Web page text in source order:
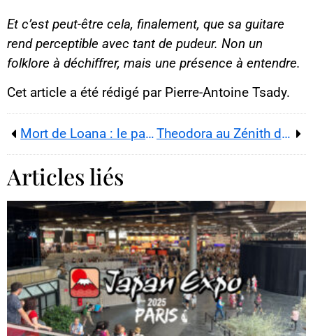
Et c’est peut-être cela, finalement, que sa guitare
rend perceptible avec tant de pudeur. Non un
folklore à déchiffrer, mais une présence à entendre.
Cet article a été rédigé par Pierre-Antoine Tsady.
Mort de Loana : le parquet de Nice privilégie la piste de la chute Theodora au Zénith de Paris, le soir où un sacre pop a changé de récit
Articles liés